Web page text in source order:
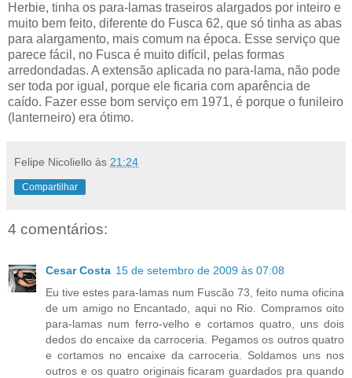
Herbie, tinha os para-lamas traseiros alargados por inteiro e
muito bem feito, diferente do Fusca 62, que só tinha as abas
para alargamento, mais comum na época. Esse serviço que
parece fácil, no Fusca é muito difícil, pelas formas
arredondadas. A extensão aplicada no para-lama, não pode
ser toda por igual, porque ele ficaria com aparência de
caído. Fazer esse bom serviço em 1971, é porque o funileiro
(lanterneiro) era ótimo.
Felipe Nicoliello às 21:24
Compartilhar
4 comentários:
Cesar Costa 15 de setembro de 2009 às 07:08
Eu tive estes para-lamas num Fuscão 73, feito numa oficina
de um amigo no Encantado, aqui no Rio. Compramos oito
para-lamas num ferro-velho e cortamos quatro, uns dois
dedos do encaixe da carroceria. Pegamos os outros quatro
e cortamos no encaixe da carroceria. Soldamos uns nos
outros e os quatro originais ficaram guardados pra quando